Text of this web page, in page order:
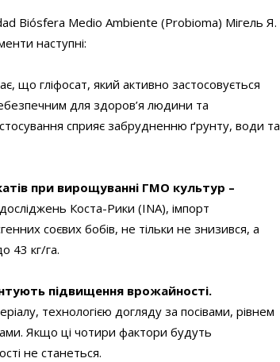
Biósfera Medio Ambiente (Probioma) Мігель Я.
наступні:
що гліфосат, який активно застосовується
для здоров’я людини та
сприяє забрудненню ґрунту, води та
при вирощуванні ГМО культур –
Коста-Рики (INA), імпорт
соєвих бобів, не тільки не знизився, а
43 кг/га.
підвищення врожайності.
технологією догляду за посівами, рівнем
Якщо ці чотири фактори будуть
не станеться.